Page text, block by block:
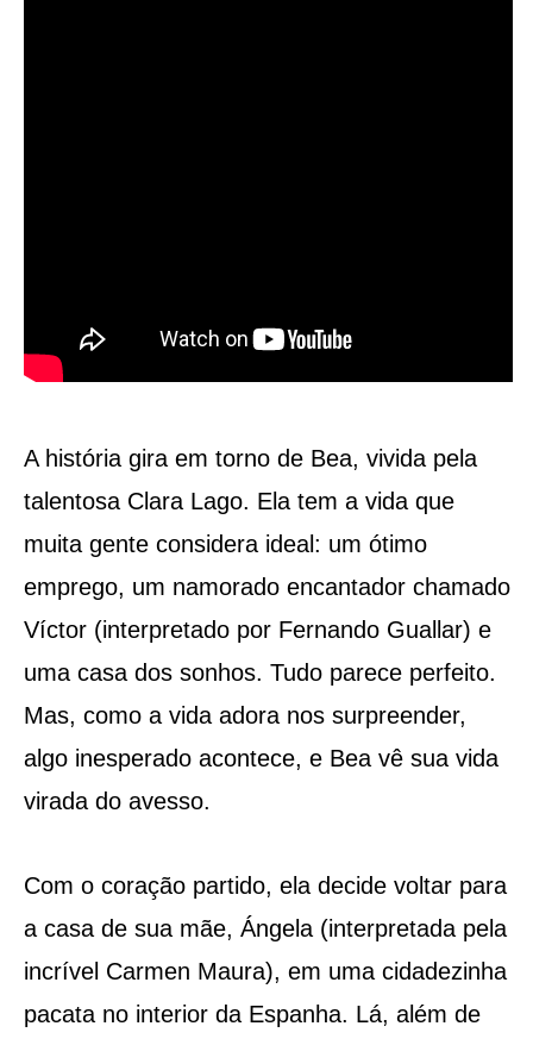
A história gira em torno de Bea, vivida pela
talentosa Clara Lago. Ela tem a vida que
muita gente considera ideal: um ótimo
emprego, um namorado encantador chamado
Víctor (interpretado por Fernando Guallar) e
uma casa dos sonhos. Tudo parece perfeito.
Mas, como a vida adora nos surpreender,
algo inesperado acontece, e Bea vê sua vida
virada do avesso.
Com o coração partido, ela decide voltar para
a casa de sua mãe, Ángela (interpretada pela
incrível Carmen Maura), em uma cidadezinha
pacata no interior da Espanha. Lá, além de